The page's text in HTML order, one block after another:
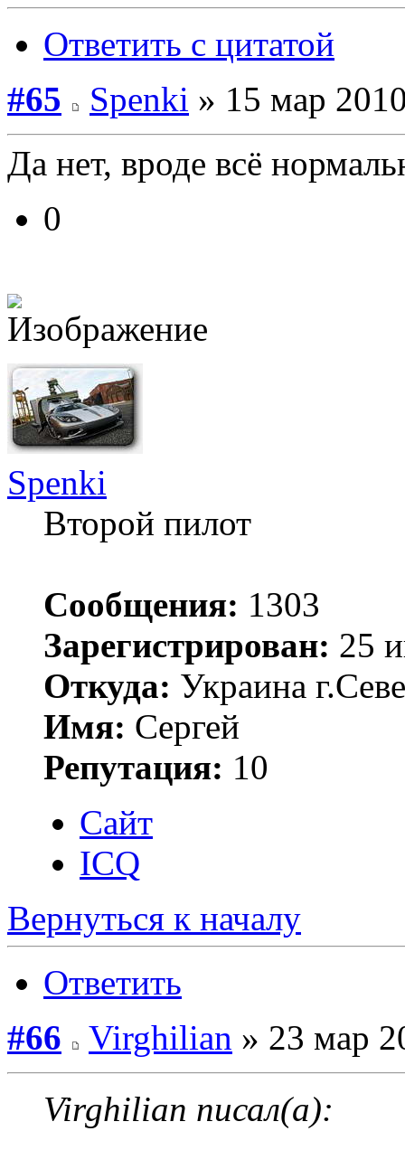
Ответить с цитатой
#65
Spenki » 15 мар
Да нет, вроде всё
0
Spenki
Второй пилот
Сообщения: 1303
Зарегистрирован: 25
Откуда: Украина
Имя: Сергей
Репутация: 10
Сайт
ICQ
Вернуться к началу
Ответить
#66
Virghilian » 23 мар
Virghilian писал(а):